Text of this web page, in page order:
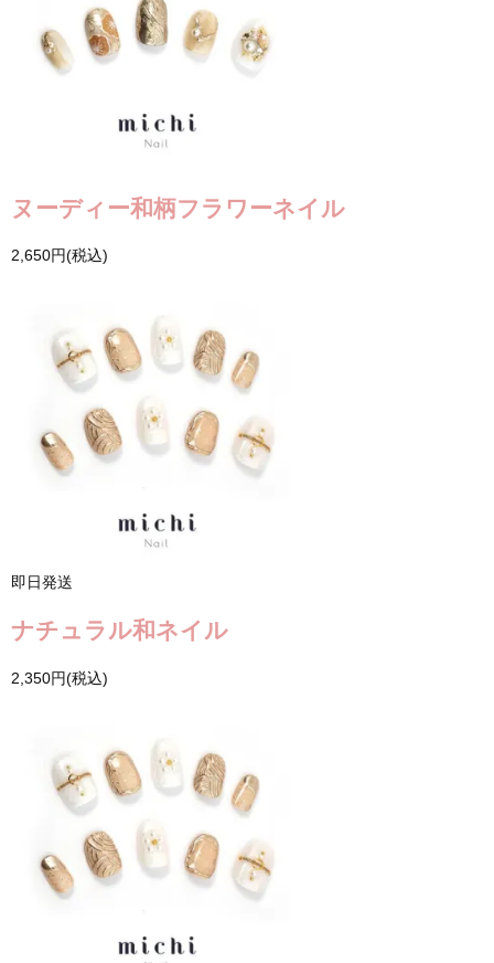
ヌーディー和柄フラワーネイル
2,650円(税込)
即日発送
ナチュラル和ネイル
2,350円(税込)